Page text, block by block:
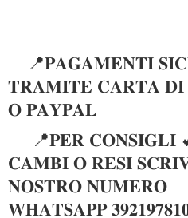
📍𝐏𝐀𝐆𝐀𝐌𝐄𝐍𝐓𝐈
𝐓𝐑𝐀𝐌𝐈𝐓𝐄 𝐂𝐀𝐑𝐓𝐀
𝐎 𝐏𝐀𝐘𝐏𝐀𝐋
📍𝐏𝐄𝐑 𝐂𝐎𝐍𝐒𝐈𝐆𝐋𝐈
𝐂𝐀𝐌𝐁𝐈 𝐎 𝐑𝐄𝐒𝐈
𝐍𝐎𝐒𝐓𝐑𝐎 𝐍𝐔𝐌𝐄𝐑𝐎
𝐖𝐇𝐀𝐓𝐒𝐀𝐏𝐏